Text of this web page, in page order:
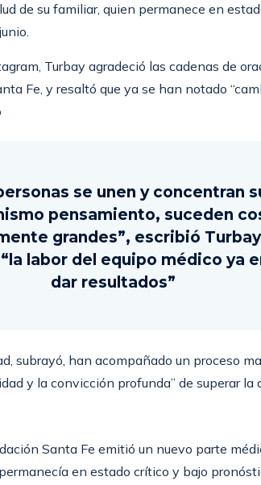
de su familiar, quien permanece en
Turbay agradeció las cadenas de
Fe, y resaltó que ya se han notado
se unen y concentran
pensamiento, suceden
grandes”, escribió
labor del equipo médico ya
dar resultados”
subrayó, han acompañado un proceso
y la convicción profunda” de superar la
Santa Fe emitió un nuevo parte
en estado crítico y bajo